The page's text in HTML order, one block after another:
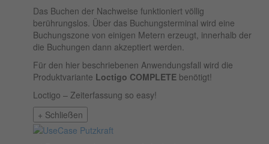
Das Buchen der Nachweise funktioniert völlig
berührungslos. Über das Buchungsterminal wird eine
Buchungszone von einigen Metern erzeugt, innerhalb der
die Buchungen dann akzeptiert werden.
Für den hier beschriebenen Anwendungsfall wird die
Produktvariante Loctigo COMPLETE benötigt!
Loctigo – Zeiterfassung so easy!
+ Schließen